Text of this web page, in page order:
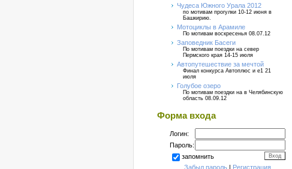
Чудеса Южного Урала 2012
по мотивам прогулки 10-12 июня в
Башкирию.
Мотоциклы в Арамиле
По мотивам воскресенья 08.07.12
Заповедник Басеги
По мотивам поездки на север
Пермского края 14-15 июля
Автопутешествие за мечтой
Финал конкурса Автоплюс и е1 21
июля
Голубое озеро
По мотивам поездки на в Челябинскую
область 08.09.12
Форма входа
Логин:
Пароль:
запомнить
Забыл пароль | Регистрация